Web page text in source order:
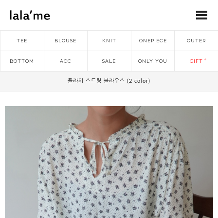
TEE BLOUSE KNIT ONEPIECE OUTER
BOTTOM ACC SALE ONLY YOU GIFT
플라워 스트링 블라우스 (2 color)